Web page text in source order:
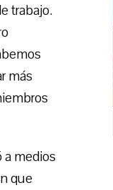
trabajo.
más
medios
que